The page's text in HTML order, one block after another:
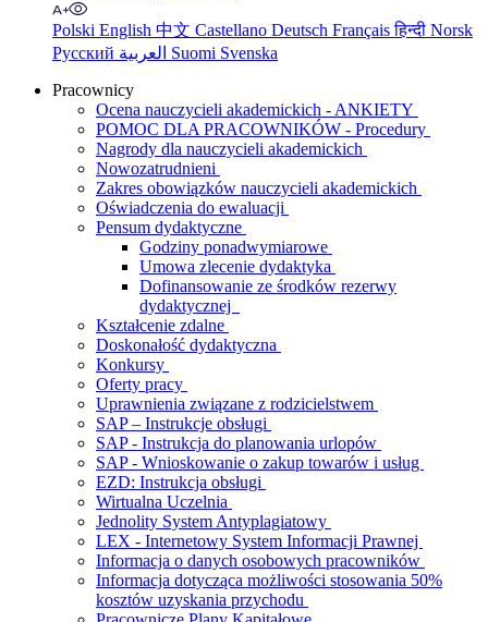
Polski English 中文 Castellano Deutsch Françaisहिन्दी Norsk
Русский
Suomi Svenska
Pracownicy
Ocena nauczycieli akademickich - ANKIETY
POMOC DLA PRACOWNIKÓW - Procedury
Nagrody dla nauczycieli akademickich
Nowozatrudnieni
Zakres obowiązków nauczycieli akademickich
Oświadczenia do ewaluacji
Pensum dydaktyczne
Godziny ponadwymiarowe
Umowa zlecenie dydaktyka
Dofinansowanie ze środków rezerwy
dydaktycznej
Kształcenie zdalne
Doskonałość dydaktyczna
Konkursy
Oferty pracy
Uprawnienia związane z rodzicielstwem
SAP – Instrukcje obsługi
SAP - Instrukcja do planowania urlopów
SAP - Wnioskowanie o zakup towarów i usług
EZD: Instrukcja obsługi
Wirtualna Uczelnia
Jednolity System Antyplagiatowy
LEX - Internetowy System Informacji Prawnej
Informacja o danych osobowych pracowników
Informacja dotycząca możliwości stosowania 50%
kosztów uzyskania przychodu